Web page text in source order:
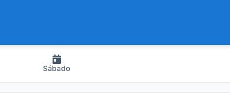
Sábado